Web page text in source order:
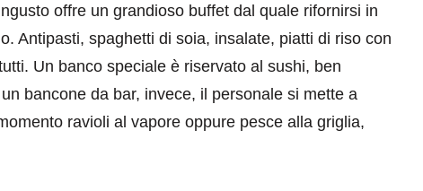
offre un grandioso buffet dal quale rifornirsi in
Antipasti, spaghetti di soia, insalate, piatti di riso con
Un banco speciale è riservato al sushi, ben
bancone da bar, invece, il personale si mette a
ravioli al vapore oppure pesce alla griglia,